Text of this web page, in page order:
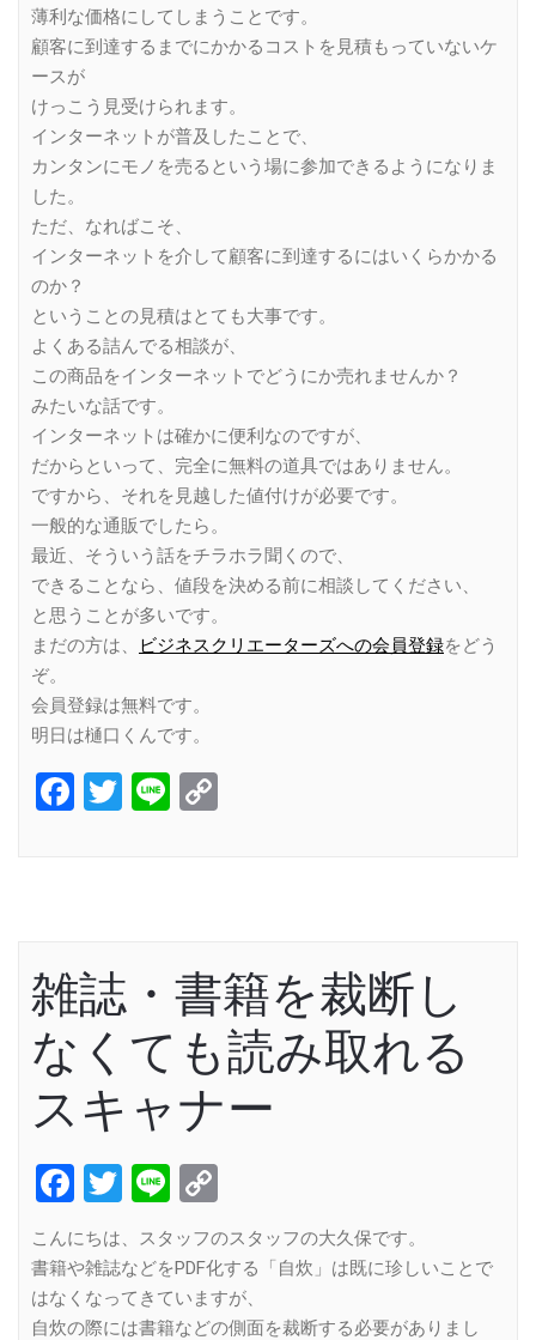
薄利な価格にしてしまうことです。
顧客に到達するまでにかかるコストを見積もっていないケ
ースが
けっこう見受けられます。
インターネットが普及したことで、
カンタンにモノを売るという場に参加できるようになりま
した。
ただ、なればこそ、
インターネットを介して顧客に到達するにはいくらかかる
のか？
ということの見積はとても大事です。
よくある詰んでる相談が、
この商品をインターネットでどうにか売れませんか？
みたいな話です。
インターネットは確かに便利なのですが、
だからといって、完全に無料の道具ではありません。
ですから、それを見越した値付けが必要です。
一般的な通販でしたら。
最近、そういう話をチラホラ聞くので、
できることなら、値段を決める前に相談してください、
と思うことが多いです。
まだの方は、
ビジネスクリエーターズへの会員登録をどう
ぞ。
会員登録は無料です。
明日は樋口くんです。
Facebook
Twitter
Line
雑誌・書籍を裁断し
なくても読み取れる
スキャナー
Facebook
Twitter
Line
Link
こんにちは、スタッフのスタッフの大久保です。
書籍や雑誌などをPDF化する「自炊」は既に珍しいことで
はなくなってきていますが、
自炊の際には書籍などの側面を裁断する必要がありまし